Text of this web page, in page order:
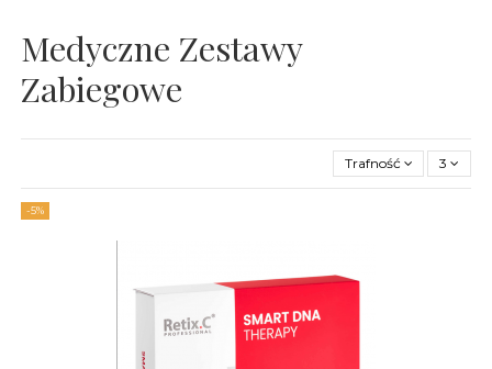
Medyczne Zestawy
Zabiegowe
Trafność 3
-5%